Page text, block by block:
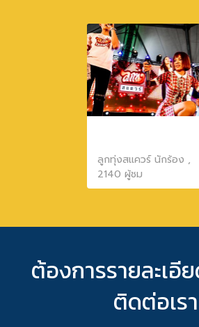
ลูกทุ่งสแควร์ นักร้อง ,
2140 ผู้ชม
ต้องการรายละเอี
ติดต่อเรา